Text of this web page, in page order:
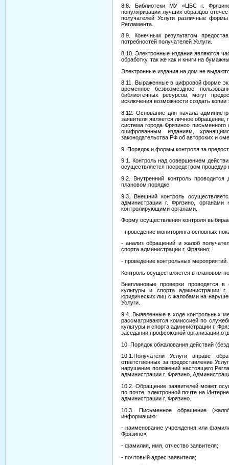
8.8. Библиотеки МУ «ЦБС г.
популяризации лучших образцов
получателей Услуги различные
Регламента.
8.9. Конечным результатом
потребностей получателей Услуги.
8.10. Электронные издания являются
обработку, так же как и книги на
Электронные издания на дом не
8.11. Выраженные в цифровой форме
временное безвозмездное
библиотечных ресурсов, могут
исключения возможности создать
8.12. Основание для начала
заявителя является личное обращение,
система города Фрязино»
оцифрованным изданиям,
законодательства РФ об авторских и
9. Порядок и формы контроля за
9.1. Контроль над совершением
осуществляется посредством процедур
9.2. Внутренний контроль
плановом порядке.
9.3. Внешний контроль
администрации г. Фрязино,
контролирующими органами.
Форму осуществления контроля
- проведение мониторинга основных
- анализ обращений и жалоб
спорта администрации г. Фрязино;
- проведение контрольных мероприятий.
Контроль осуществляется в плановом
Внеплановые проверки проводятся
культуры и спорта администрации
юридических лиц с жалобами на
Услуги.
9.4. Выявленные в ходе контрольных
рассматриваются комиссией по
культуры и спорта администрации г.
заседании профсоюзной организации
10. Порядок обжалования действий
10.1.Получатели Услуги вправе
ответственных за предоставление
нарушение положений настоящего
администрации г. Фрязино,
10.2. Обращение заявителей может
по почте, электронной почте на
администрации г. Фрязино.
10.3. Письменное обращение
информацию:
- наименование учреждения или
Фрязино»;
- фамилия, имя, отчество заявителя;
- почтовый адрес заявителя;